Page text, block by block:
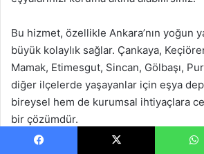
Bu hizmet, özellikle Ankara’nın yoğun
büyük kolaylık sağlar. Çankaya,
Mamak, Etimesgut, Sincan, Gölbaşı,
diğer ilçelerde yaşayanlar için eşya
bireysel hem de kurumsal ihtiyaçlara
bir çözümdür.